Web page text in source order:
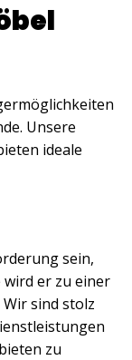
Unsere
ideale
sein,
er zu einer
sind stolz
zu